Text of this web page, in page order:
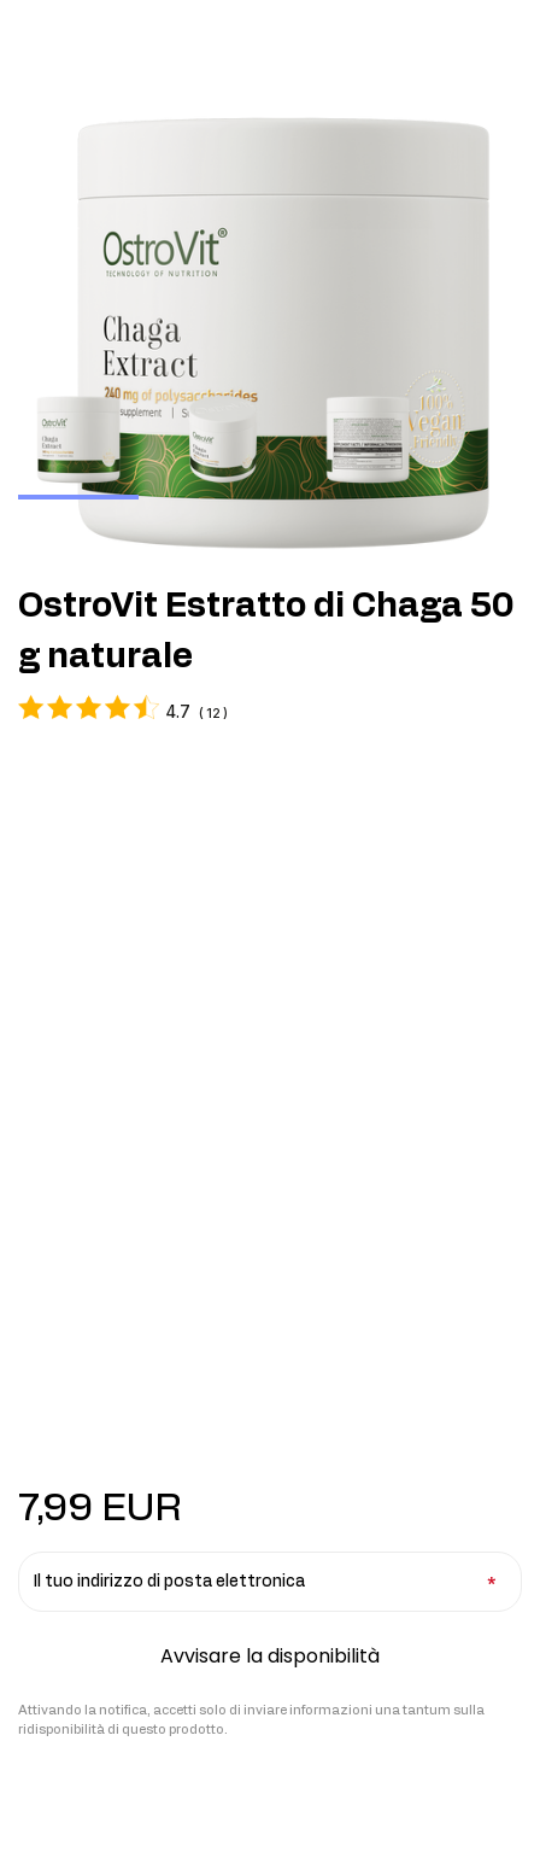
OstroVit Estratto di Chaga 50
g naturale
4.7 (12 )
7,99 EUR
Il tuo indirizzo di posta elettronica
Avvisare la disponibilità
Attivando la notifica, accetti solo di inviare informazioni una tantum sulla
ridisponibilità di questo prodotto.